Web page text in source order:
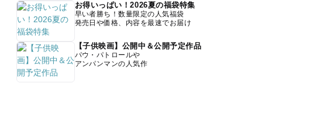
お得いっぱい！2026夏の福袋特集
早い者勝ち！数量限定の人気福袋
発売日や価格、内容を最速でお届け
【子供映画】公開中＆公開予定作品
パウ・パトロールや
アンパンマンの人気作